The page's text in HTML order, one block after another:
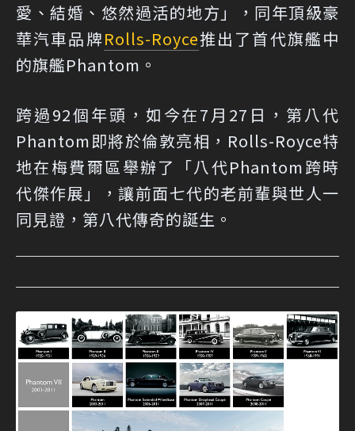
愛、結婚、悠然過活的地方」，同年頂級豪
華汽車品牌Rolls-Royce推出了首代旗艦中
的旗艦Phantom。
跨過92個年頭，如今在7月27日，第八代
Phantom即將於倫敦亮相，Rolls-Royce特
地在梅費爾區舉辦了「八代Phantom跨時
代傑作展」，讓前面七代的老前輩與世人一
同見證，第八代傳奇的誕生。